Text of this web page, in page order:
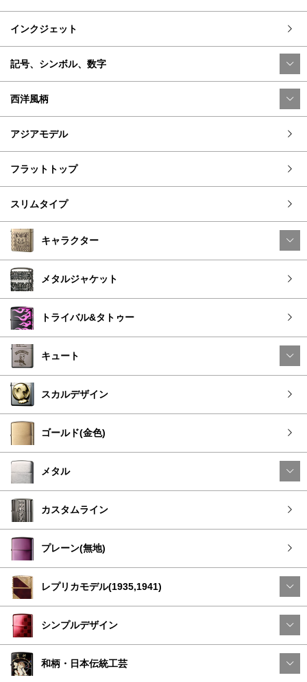
インクジェット
記号、シンボル、数字
西洋風柄
アジアモデル
フラットトップ
スリムタイプ
キャラクター
メタルジャケット
トライバル&タトゥー
キュート
スカルデザイン
ゴールド(金色)
メタル
カスタムライン
プレーン(無地)
レプリカモデル(1935,1941)
シンプルデザイン
和柄・日本伝統工芸